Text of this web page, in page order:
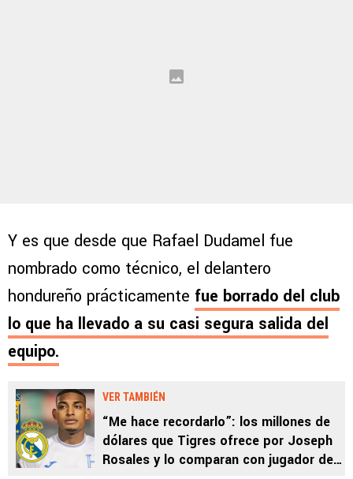
Y es que desde que Rafael Dudamel fue
nombrado como técnico, el delantero
hondureño prácticamente fue borrado del club
lo que ha llevado a su casi segura salida del
equipo.
VER TAMBIÉN
“Me hace recordarlo”: los millones de
dólares que Tigres ofrece por Joseph
Rosales y lo comparan con jugador del